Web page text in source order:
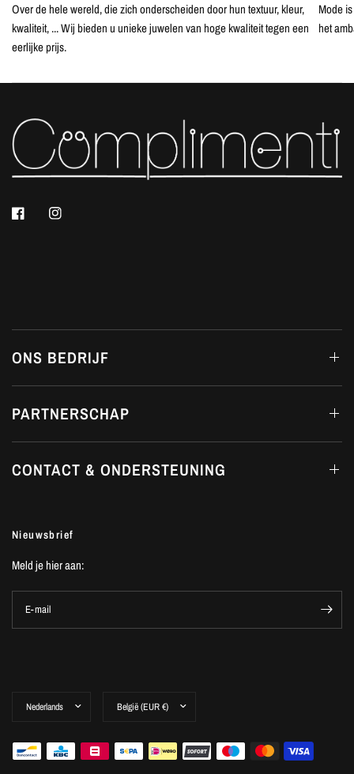
Over de hele wereld, die zich onderscheiden door hun textuur, kleur,
kwaliteit, ... Wij bieden u unieke juwelen van hoge kwaliteit tegen een
eerlijke prijs.
Mode
het
ONS BEDRIJF
PARTNERSCHAP
CONTACT & ONDERSTEUNING
Nieuwsbrief
Meld je hier aan:
E-mail